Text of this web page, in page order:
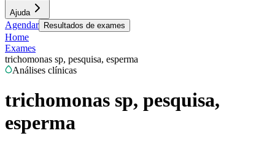
Ajuda
Agendar Resultados de exames
Home
Exames
trichomonas sp, pesquisa, esperma
Análises clínicas
trichomonas sp, pesquisa,
esperma